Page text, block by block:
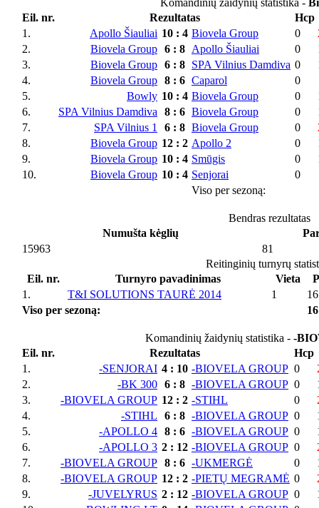
Eil. nr.
Rezultatas
Hcp
1.
Apollo Šiauliai 10 : 4 Biovela Group 0
2.
Biovela Group 6 : 8 Apollo Šiauliai 0
3.
Biovela Group 6 : 8 SPA Vilnius Damdiva 0
4.
Biovela Group 8 : 6 Caparol
0
5.
Bowly 10 : 4 Biovela Group 0
6.
SPA Vilnius Damdiva 8 : 6 Biovela Group 0
7.
SPA Vilnius 1 6 : 8 Biovela Group 0
8.
Biovela Group 12 : 2 Apollo 2 0
9.
Biovela Group 10 : 4 Smūgis 0
10.
Biovela Group 10 : 4 Senjorai
0
Viso per sezoną:
Bendras rezultatas
Numušta kėglių
15963
81
Reitinginių turnyrų
Eil. nr.
Turnyro pavadinimas Vieta
1.
T&I SOLUTIONS TAURĖ 2014 1
16
Viso per sezoną:
16
Komandinių žaidynių statistika - -
Eil. nr.
Rezultatas
Hcp
1.
-SENJORAI 4 : 10 -BIOVELA GROUP 0
2.
-BK 300 6 : 8 -BIOVELA GROUP 0
3.
-BIOVELA GROUP 12 : 2 -STIHL 0
4.
-STIHL 6 : 8 -BIOVELA GROUP 0
5.
-APOLLO 4 8 : 6 -BIOVELA GROUP 0
6.
-APOLLO 3 2 : 12 -BIOVELA GROUP 0
7.
-BIOVELA GROUP 8 : 6 -UKMERGĖ 0
8.
-BIOVELA GROUP 12 : 2 -PIETŲ MEGRAMĖ 0
9.
-JUVELYRUS 2 : 12 -BIOVELA GROUP 0